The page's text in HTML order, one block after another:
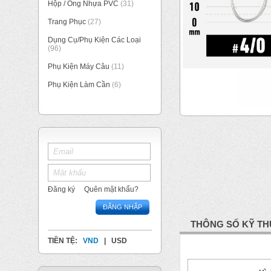
Hộp / Ống Nhựa PVC (31)
Trang Phục (27)
Dụng Cụ/Phụ Kiện Các Loại
(96)
Phụ Kiện Máy Câu (11)
Phụ Kiện Làm Cần (6)
Đăng ký Quên mật khẩu?
ĐĂNG NHẬP
TIỀN TỆ: VND USD
THÔNG SỐ KỸ